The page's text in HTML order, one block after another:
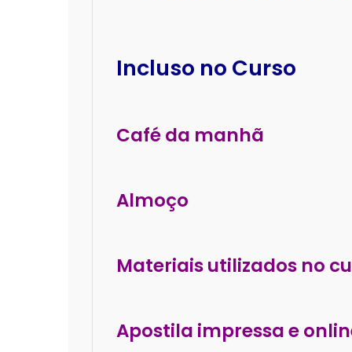
Incluso no Curso
Café da manhã
Almoço
Materiais utilizados no
Apostila impressa e